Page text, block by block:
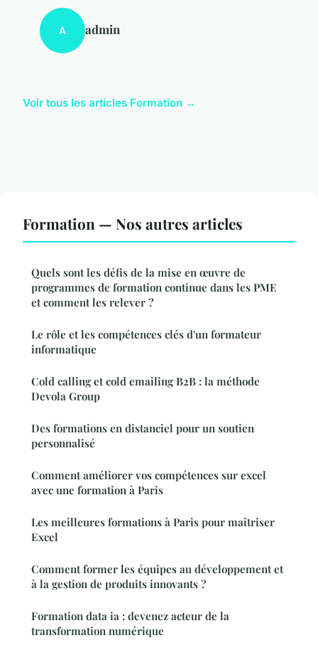
A admin
Voir tous les articles Formation →
Formation — Nos autres articles
Quels sont les défis de la mise en œuvre de
programmes de formation continue dans les PME
et comment les relever ?
Le rôle et les compétences clés d'un formateur
informatique
Cold calling et cold emailing B2B : la méthode
Devola Group
Des formations en distanciel pour un soutien
personnalisé
Comment améliorer vos compétences sur excel
avec une formation à Paris
Les meilleures formations à Paris pour maîtriser
Excel
Comment former les équipes au développement et
à la gestion de produits innovants ?
Formation data ia : devenez acteur de la
transformation numérique